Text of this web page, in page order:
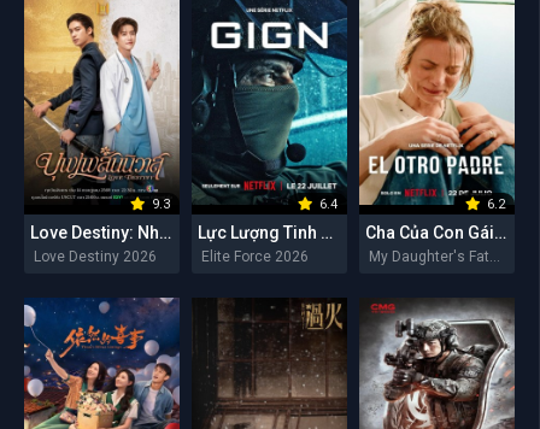
9.3
Love Destiny: Nhân Duyên Tiền Định
Love Destiny 2026
6.4
Lực Lượng Tinh Nhuệ
Elite Force 2026
6.2
Cha Của Con Gái Tôi
My Daughter's Father 2026